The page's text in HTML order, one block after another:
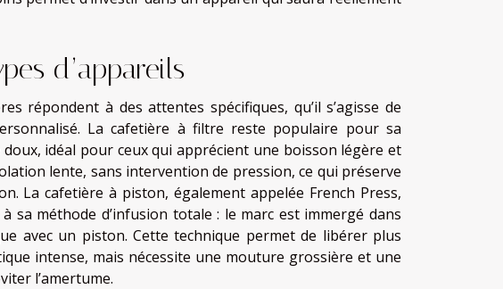
d’appareils
répondent à des attentes spécifiques, qu’il s’agisse de
La cafetière à filtre reste populaire pour sa
idéal pour ceux qui apprécient une boisson légère et
lente, sans intervention de pression, ce qui préserve
La cafetière à piston, également appelée French Press,
sa méthode d’infusion totale : le marc est immergé dans
avec un piston. Cette technique permet de libérer plus
intense, mais nécessite une mouture grossière et une
l’amertume.